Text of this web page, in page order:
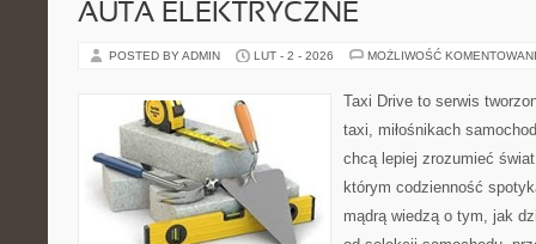
AUTA ELEKTRYCZNE
POSTED BY ADMIN LUT - 2 - 2026 MOŻLIWOŚĆ
Taxi Drive to serwis
taxi, miłośnikach
chcą lepiej zrozumieć
którym codzienność
mądrą wiedzą o tym, jak